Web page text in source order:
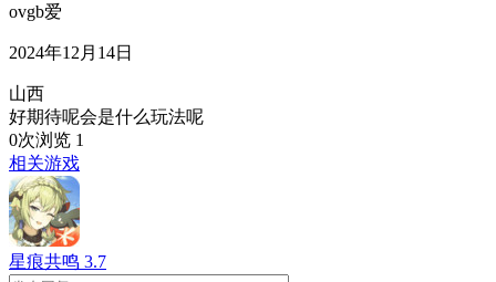
ovgb爱
2024年12月14日
山西
好期待呢会是什么玩法呢
0次浏览 1
相关游戏
星痕共鸣 3.7